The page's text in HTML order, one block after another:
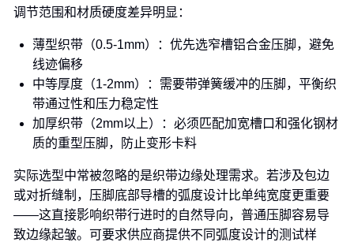
调节范围和材质硬度差异明显：
薄型织带（0.5-1mm）：优先选窄槽铝合金压脚，避免
线迹偏移
中等厚度（1-2mm）：需要带弹簧缓冲的压脚，平衡织
带通过性和压力稳定性
加厚织带（2mm以上）：必须匹配加宽槽口和强化钢材
质的重型压脚，防止变形卡料
实际选型中常被忽略的是织带边缘处理需求。若涉及包边
或对折缝制，压脚底部导槽的弧度设计比单纯宽度更重要
——这直接影响织带行进时的自然导向，普通压脚容易导
致边缘起皱。可要求供应商提供不同弧度设计的测试样